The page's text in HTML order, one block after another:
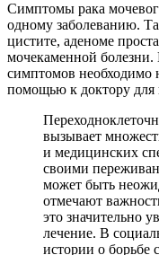
Симптомы рака
одному заболеванию.
цистите, аденоме
мочекаменной
симптомов необходимо
помощью к доктору для
вызывает
и медицинских
своими
может быть
отмечают
это значительно
лечение. В
истории о борьбе